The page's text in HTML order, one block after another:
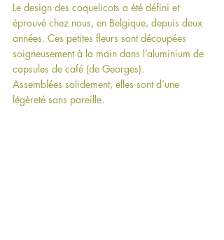
Le design des coquelicots a été défini et
éprouvé chez nous, en Belgique, depuis deux
années. Ces petites fleurs sont découpées
soigneusement à la main dans l’aluminium de
capsules de café (de Georges).
Assemblées solidement, elles sont d’une
légèreté sans pareille.